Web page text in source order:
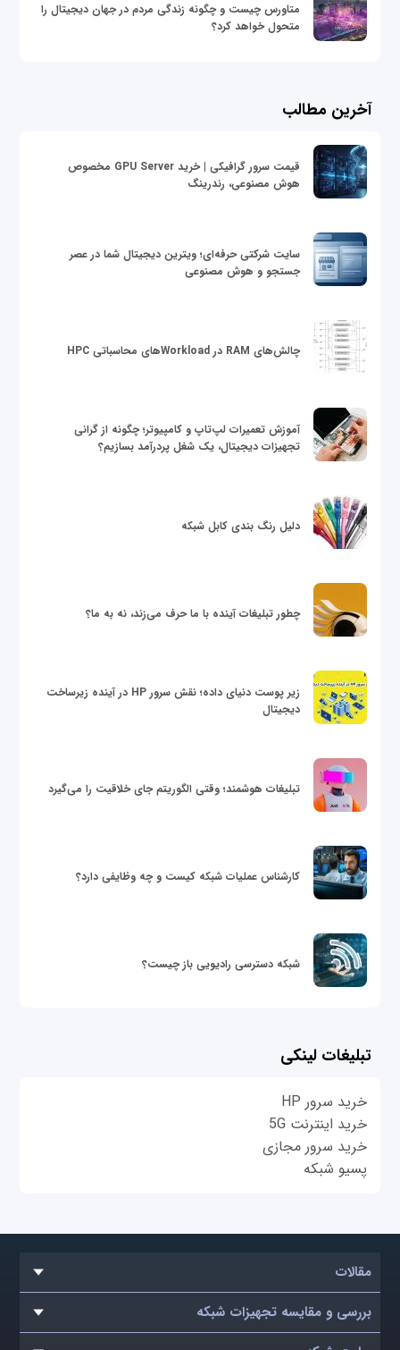
متاورس چیست و چگونه زندگی مردم در جهان دیجیتال را
متحول خواهد کرد؟
آخرین مطالب
قیمت سرور گرافیکی | خرید GPU Server مخصوص
هوش مصنوعی، رندرینگ
سایت شرکتی حرفه‌ای؛ ویترین دیجیتال شما در عصر
جستجو و هوش مصنوعی
چالش‌های RAM در Workloadهای محاسباتی HPC
آموزش تعمیرات لپ‌تاپ و کامپیوتر؛ چگونه از گرانی
تجهیزات دیجیتال، یک شغل پردرآمد بسازیم؟
دلیل رنگ بندی کابل شبکه
چطور تبلیغات آینده با ما حرف می‌زند، نه به ما؟
زیر پوست دنیای داده؛ نقش سرور HP در آینده زیرساخت
دیجیتال
تبلیغات هوشمند؛ وقتی الگوریتم جای خلاقیت را می‌گیرد
کارشناس عملیات شبکه کیست و چه وظایفی دارد؟
شبکه دسترسی رادیویی باز چیست؟
تبلیغات لینکی
خرید سرور HP
خرید اینترنت 5G
خرید سرور مجازی
پسیو شبکه
مقالات
بررسی و مقایسه تجهیزات شبکه